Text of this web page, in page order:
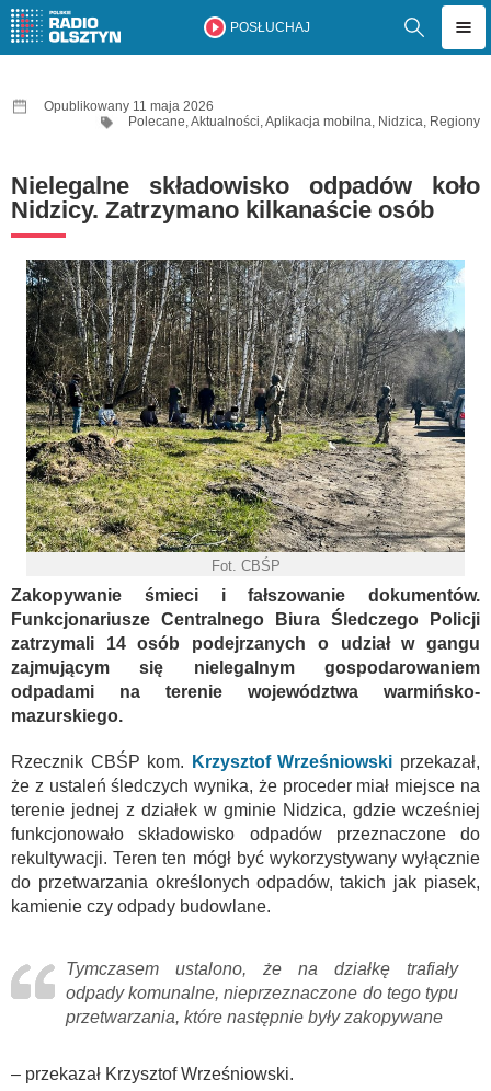
POSŁUCHAJ
Opublikowany 11 maja 2026
Polecane,Aktualności,Aplikacja mobilna, Nidzica, Regiony
Nielegalne składowisko odpadów koło
Nidzicy. Zatrzymano kilkanaście osób
Fot. CBŚP
Zakopywanie śmieci i fałszowanie dokumentów.
Funkcjonariusze Centralnego Biura Śledczego Policji
zatrzymali 14 osób podejrzanych o udział w gangu
zajmującym się nielegalnym gospodarowaniem
odpadami na terenie województwa warmińsko-
mazurskiego.
Rzecznik CBŚP kom. Krzysztof Wrześniowski przekazał,
że z ustaleń śledczych wynika, że proceder miał miejsce na
terenie jednej z działek w gminie Nidzica, gdzie wcześniej
funkcjonowało składowisko odpadów przeznaczone do
rekultywacji. Teren ten mógł być wykorzystywany wyłącznie
do przetwarzania określonych odpadów, takich jak piasek,
kamienie czy odpady budowlane.
Tymczasem ustalono, że na działkę trafiały
odpady komunalne, nieprzeznaczone do tego typu
przetwarzania, które następnie były zakopywane
– przekazał Krzysztof Wrześniowski.